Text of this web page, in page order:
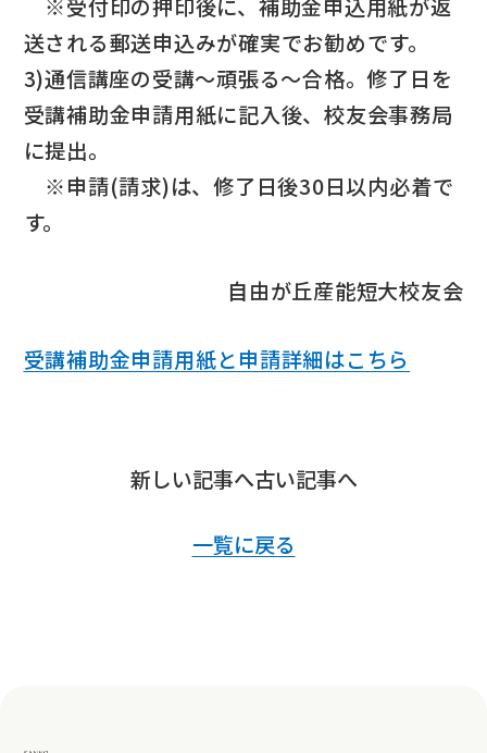
※受付印の押印後に、補助金申込用紙が返
送される郵送申込みが確実でお勧めです。
3)通信講座の受講～頑張る～合格。修了日を
受講補助金申請用紙に記入後、校友会事務局
に提出。
※申請(請求)は、修了日後30日以内必着で
す。
自由が丘産能短大校友会
受講補助金申請用紙と申請詳細はこちら
新しい記事へ古い記事へ
一覧に戻る